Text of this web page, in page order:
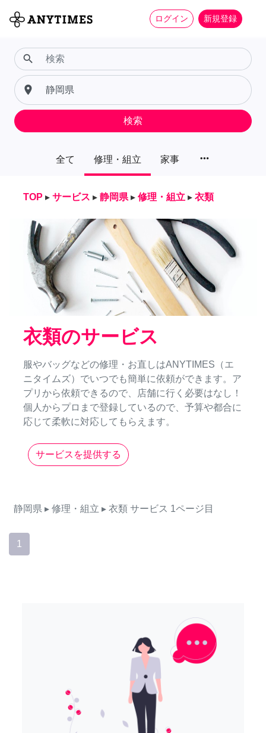
ログイン 新規登録
全て 修理・組立 家事 more_horiz
search
place
検索
TOP ▸ サービス ▸ 静岡県 ▸ 修理・組立 ▸ 衣類
衣類のサービス
服やバッグなどの修理・お直しはANYTIMES（エ
ニタイムズ）でいつでも簡単に依頼ができます。ア
プリから依頼できるので、店舗に行く必要はなし！
個人からプロまで登録しているので、予算や都合に
応じて柔軟に対応してもらえます。
サービスを提供する
静岡県 ▸ 修理・組立 ▸ 衣類 サービス 1ページ目
1